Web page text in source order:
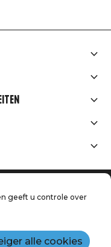
geeft u controle over
alle cookies